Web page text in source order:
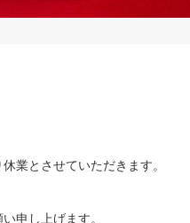
業とさせていただきます。
申し上げます。